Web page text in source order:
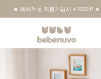
★ 베베누보 회원가입시 +3000 P ★